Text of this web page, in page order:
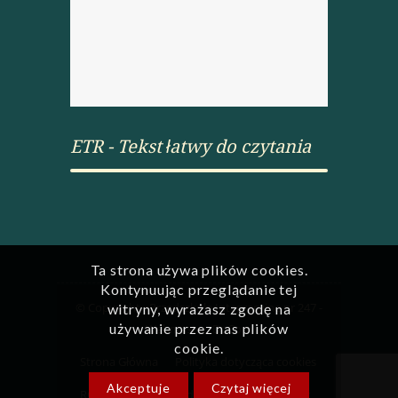
ETR - Tekst łatwy do czytania
© Copyright - Przedszkole Integracyjne nr 247 -
Webmaster:DoCom
Ta strona używa plików cookies.
Kontynuując przeglądanie tej
witryny, wyrażasz zgodę na
używanie przez nas plików
cookie.
Akceptuje Czytaj więcej